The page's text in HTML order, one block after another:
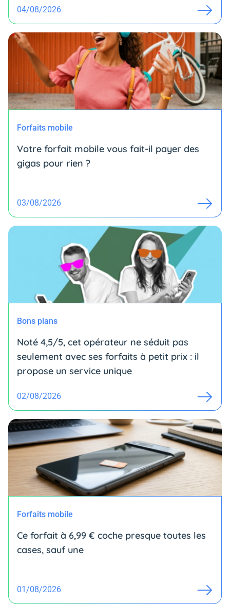
04/08/2026
Forfaits mobile
Votre forfait mobile vous fait-il payer des
gigas pour rien ?
03/08/2026
Bons plans
Noté 4,5/5, cet opérateur ne séduit pas
seulement avec ses forfaits à petit prix : il
propose un service unique
02/08/2026
Forfaits mobile
Ce forfait à 6,99 € coche presque toutes les
cases, sauf une
01/08/2026